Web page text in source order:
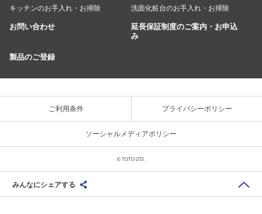
キッチンのお手入れ・お掃除
洗面化粧台のお手入れ・お掃除
お問い合わせ
延長保証制度のご案内・お申込
み
製品のご登録
ご利用条件 プライバシーポリシー
ソーシャルメディアポリシー
みんなにシェアする
© TOTO LTD.